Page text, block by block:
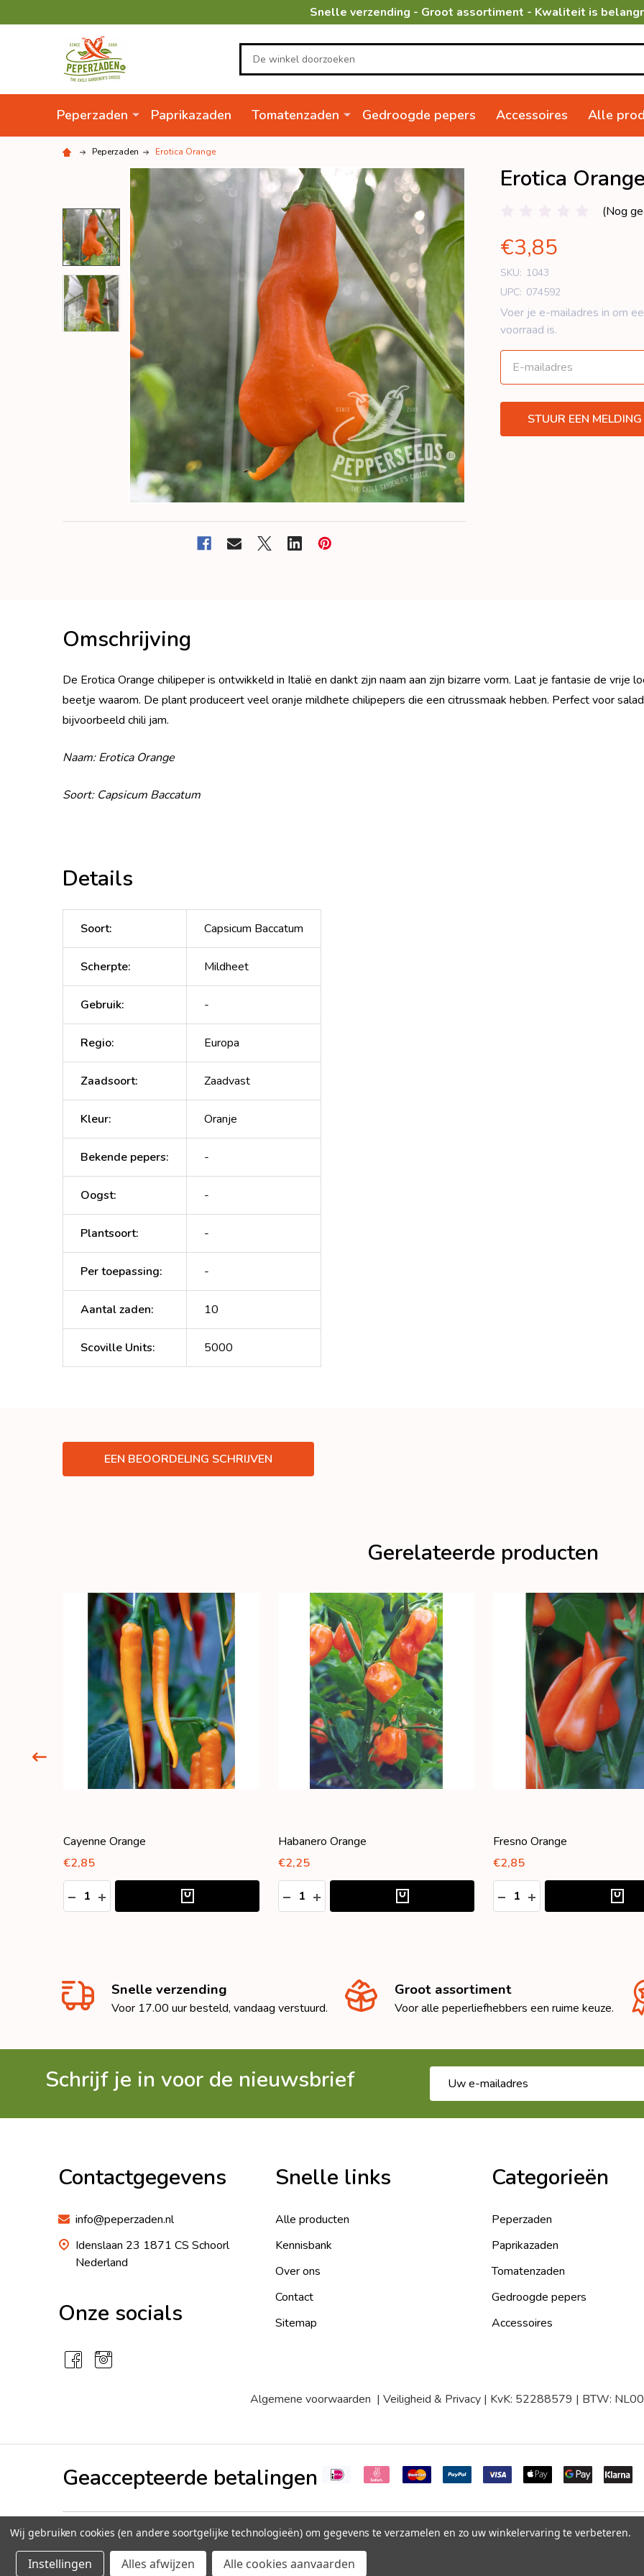
Snelle verzending - Groot assortiment - Kwaliteit is
Zoeken
Peperzaden Paprikazaden Tomatenzaden Gedroogde pepers Accessoires Alle
Peperzaden Erotica Orange
Erotica Orange
(Nog
€3,85
SKU: 1043
UPC: 074592
Voer je e-mailadres in om
voorraad is.
Omschrijving
De Erotica Orange chilipeper is ontwikkeld in Italië en dankt zijn naam aan zijn bizarre vorm. Laat je fantasie de vrije
beetje waarom. De plant produceert veel oranje mildhete chilipepers die een citrussmaak hebben. Perfect voor
bijvoorbeeld chili jam.
Naam: Erotica Orange
Soort: Capsicum Baccatum
Details
Soort: Capsicum Baccatum
Scherpte: Mildheet
Gebruik: -
Regio: Europa
Zaadsoort: Zaadvast
Kleur: Oranje
Bekende pepers: -
Oogst: -
Plantsoort: -
Per toepassing: -
Aantal zaden: 10
Scoville Units: 5000
EEN BEOORDELING SCHRIJVEN
Gerelateerde producten
Cayenne Orange
€2,85
Aantal:
HOEVEELHEID VERLAGEN VAN UNDEFINED
HOEVEELHEID VERHOGEN VAN UNDEFINED
Habanero Orange
€2,25
Aantal:
HOEVEELHEID VERLAGEN VAN UNDEFINED
HOEVEELHEID VERHOGEN VAN UNDEFINED
Fresno Orange
€2,85
Aantal:
HOEVEELHEID VERLAGEN
HOEVEELHEID
Snelle verzending
Voor 17.00 uur besteld, vandaag verstuurd.
Groot assortiment
Voor alle peperliefhebbers een ruime keuze.
Schrijf je in voor de nieuwsbrief
mailadres
Contactgegevens
info@peperzaden.nl
Idenslaan 23 1871 CS Schoorl
Nederland
Onze socials
Snelle links
Alle producten
Kennisbank
Over ons
Contact
Sitemap
Categorieën
Peperzaden
Paprikazaden
Tomatenzaden
Gedroogde pepers
Accessoires
Algemene voorwaarden | Veiligheid & Privacy| KvK: 52288579 | BTW:
Geaccepteerde betalingen
©2026Peperzaden.nl
Wij gebruiken cookies (en andere soortgelijke technologieën) om gegevens te verzamelen en zo uw winkelervaring te verbeteren.
Instellingen Alles afwijzen Alle cookies aanvaarden